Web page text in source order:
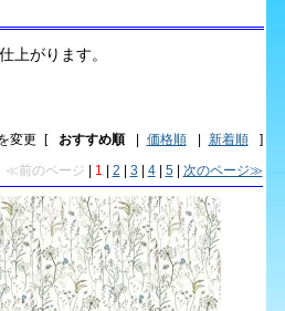
上がります。
変更 [ おすすめ順 価格順 新着順
]
≪前のページ 1 2 3 4| 5| 次のページ≫